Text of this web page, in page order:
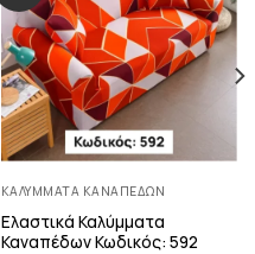
ΚΑΛΎΜΜΑΤΑ ΚΑΝΑΠΈΔΩΝ
Ελαστικά Καλύμματα
Καναπέδων Κωδικός: 592